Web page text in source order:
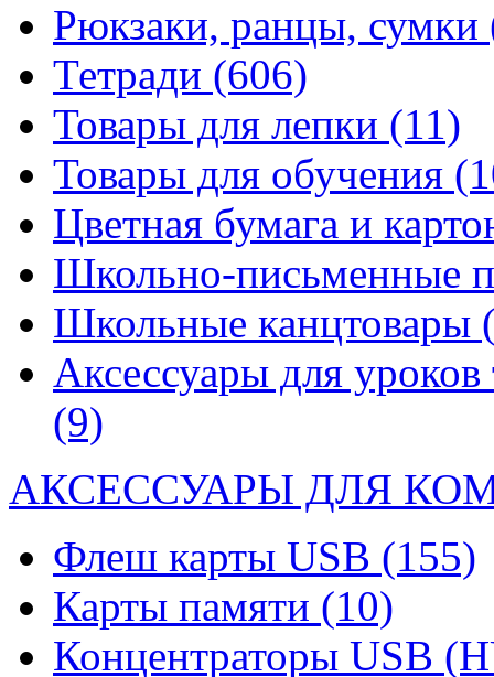
Рюкзаки, ранцы, сумки
Тетради (606)
Товары для лепки (11)
Товары для обучения
Цветная бумага и
Школьно-письменные
Школьные канцтовары
Аксессуары для уроков
(9)
АКСЕССУАРЫ ДЛЯ
Флеш карты USB (155)
Карты памяти (10)
Концентраторы USB